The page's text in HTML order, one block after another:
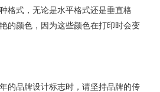
格式，无论是水平格式还是垂直格
的颜色，因为这些颜色在打印时会变
的品牌设计标志时，请坚持品牌的传